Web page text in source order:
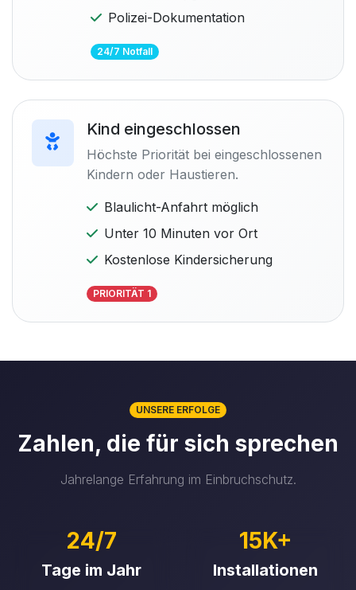
Polizei-Dokumentation
24/7 Notfall
Kind eingeschlossen
Höchste Priorität bei eingeschlossenen
Kindern oder Haustieren.
Blaulicht-Anfahrt möglich
Unter 10 Minuten vor Ort
Kostenlose Kindersicherung
PRIORITÄT 1
UNSERE ERFOLGE
Zahlen, die für sich sprechen
Jahrelange Erfahrung im Einbruchschutz.
24/7
Tage im Jahr
15K+
Installationen